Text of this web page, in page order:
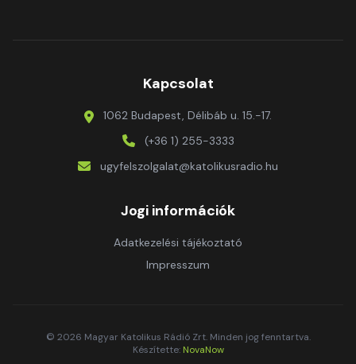
Kapcsolat
1062 Budapest, Délibáb u. 15.-17.
(+36 1) 255-3333
ugyfelszolgalat@katolikusradio.hu
Jogi információk
Adatkezelési tájékoztató
Impresszum
© 2026 Magyar Katolikus Rádió Zrt. Minden jog fenntartva.
Készítette: NovaNow